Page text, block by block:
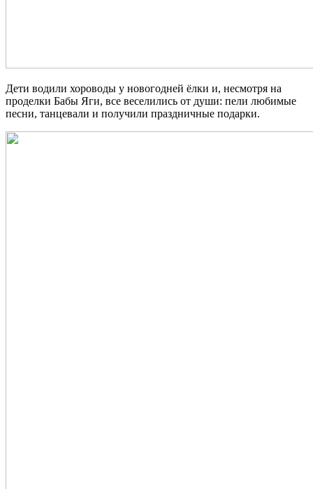
Дети водили хороводы у новогодней ёлки и, несмотря на
проделки Бабы Яги, все веселились от души: пели любимые
песни, танцевали и получили праздничные подарки.